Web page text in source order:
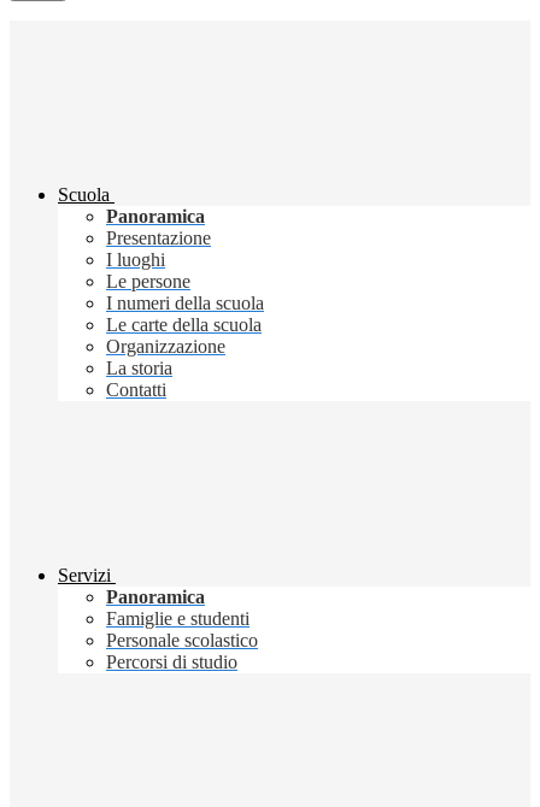
Scuola
Panoramica
Presentazione
I luoghi
Le persone
I numeri della scuola
Le carte della scuola
Organizzazione
La storia
Contatti
Servizi
Panoramica
Famiglie e studenti
Personale scolastico
Percorsi di studio